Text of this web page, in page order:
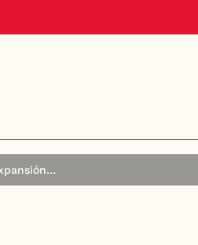
Cayetano proyecta su expansión con un nuevo campus en Miraflores y apuesta por el desarrollo del sur de Lima